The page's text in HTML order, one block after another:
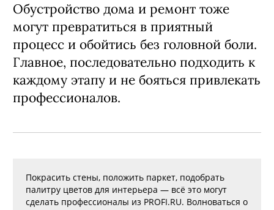
Обустройство дома и ремонт тоже
могут превратиться в приятный
процесс и обойтись без головной боли.
Главное, последовательно подходить к
каждому этапу и не бояться привлекать
профессионалов.
Покрасить стены, положить паркет, подобрать
палитру цветов для интерьера — всё это могут
сделать профессионалы из PROFI.RU. Волноваться о